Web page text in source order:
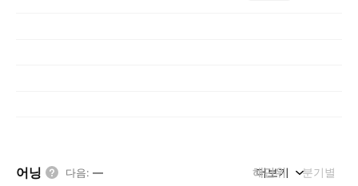
어닝 다음: — 해단위 분기별
더보기